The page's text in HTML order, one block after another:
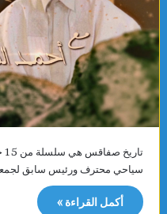
سياحي محترف ورئيس سابق
أكمل القراءة »